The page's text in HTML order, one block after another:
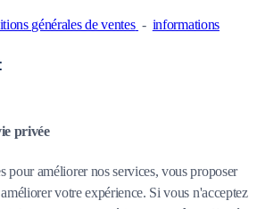
générales de ventes - informations
privée
pour améliorer nos services, vous proposer
votre expérience. Si vous n'acceptez